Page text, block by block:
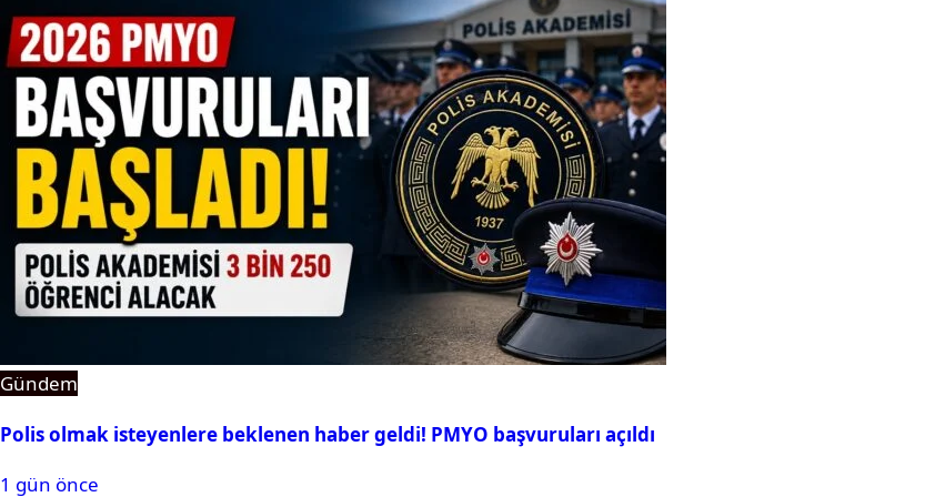
Gündem
Polis olmak isteyenlere beklenen haber geldi! PMYO başvuruları açıldı
1 gün önce